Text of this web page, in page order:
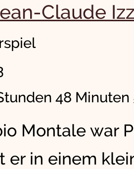
Claude
48
Montale war
er in einem